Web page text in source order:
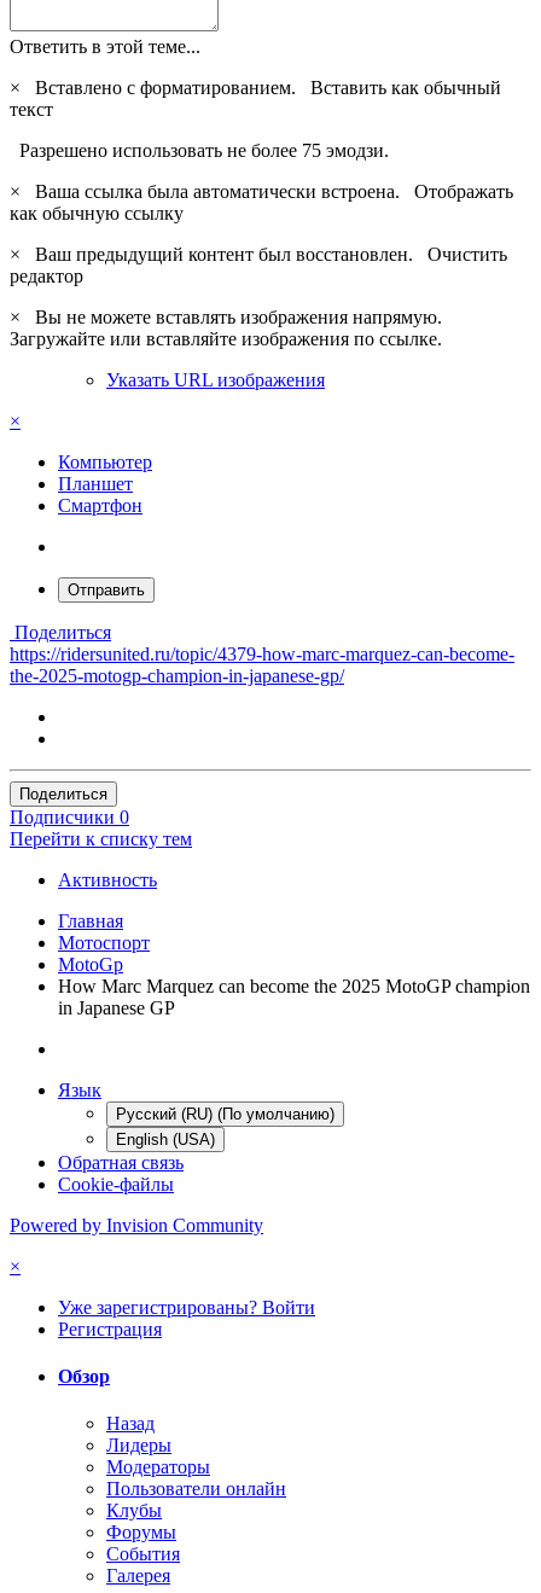
Ответить в этой теме...
×
Вставлено с форматированием. Вставить как обычный
текст
Разрешено использовать не более 75 эмодзи.
×
Ваша ссылка была автоматически встроена. Отображать
как обычную ссылку
×
Ваш предыдущий контент был восстановлен. Очистить
редактор
×
Вы не можете вставлять изображения напрямую.
Загружайте или вставляйте изображения по ссылке.
Указать URL изображения
×
Компьютер
Планшет
Смартфон
Отправить
Поделиться
https://ridersunited.ru/topic/4379-how-marc-marquez-can-become-
the-2025-motogp-champion-in-japanese-gp/
Поделиться
Подписчики 0
Перейти к списку тем
Активность
Главная
Мотоспорт
MotoGp
How Marc Marquez can become the 2025 MotoGP champion
in Japanese GP
Язык
Русский (RU) (По умолчанию)
English (USA)
Обратная связь
Cookie-файлы
Powered by Invision Community
×
Уже зарегистрированы? Войти
Регистрация
Обзор
Назад
Лидеры
Модераторы
Пользователи онлайн
Клубы
Форумы
События
Галерея